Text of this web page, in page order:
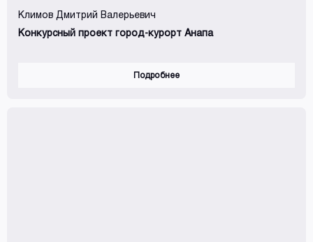
Климов Дмитрий Валерьевич
Конкурсный проект город-курорт Анапа
Подробнее